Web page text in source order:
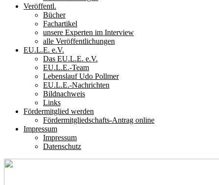
Veröffentl.
Bücher
Fachartikel
unsere Experten im Interview
alle Veröffentlichungen
EU.L.E. e.V.
Das EU.L.E. e.V.
EU.L.E.-Team
Lebenslauf Udo Pollmer
EU.L.E.-Nachrichten
Bildnachweis
Links
Fördermitglied werden
Fördermitgliedschafts-Antrag online
Impressum
Impressum
Datenschutz